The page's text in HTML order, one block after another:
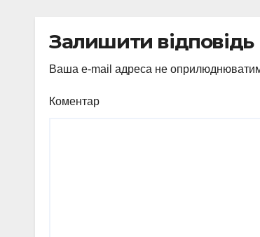
Залишити відповідь
Ваша e-mail адреса не
Коментар